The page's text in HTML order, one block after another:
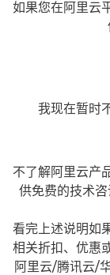
如果您在阿里云
我现在暂时
不了解阿里云产
供免费的技术
看完上述说明如
相关折扣、优惠
阿里云/腾讯云/